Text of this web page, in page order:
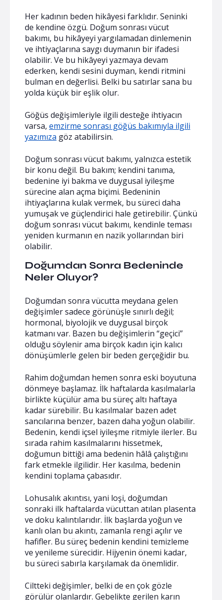
Her kadının beden hikâyesi farklıdır. Seninki
de kendine özgü. Doğum sonrası vücut
bakımı, bu hikâyeyi yargılamadan dinlemenin
ve ihtiyaçlarına saygı duymanın bir ifadesi
olabilir. Ve bu hikâyeyi yazmaya devam
ederken, kendi sesini duyman, kendi ritmini
bulman en değerlisi. Belki bu satırlar sana bu
yolda küçük bir eşlik olur.
Göğüs değişimleriyle ilgili desteğe ihtiyacın
varsa, emzirme sonrası göğüs bakımıyla ilgili
yazımıza göz atabilirsin.
Doğum sonrası vücut bakımı, yalnızca estetik
bir konu değil. Bu bakım; kendini tanıma,
bedenine iyi bakma ve duygusal iyileşme
sürecine alan açma biçimi. Bedeninin
ihtiyaçlarına kulak vermek, bu süreci daha
yumuşak ve güçlendirici hale getirebilir. Çünkü
doğum sonrası vücut bakımı, kendinle teması
yeniden kurmanın en nazik yollarından biri
olabilir.
Doğumdan Sonra Bedeninde
Neler Oluyor?
Doğumdan sonra vücutta meydana gelen
değişimler sadece görünüşle sınırlı değil;
hormonal, biyolojik ve duygusal birçok
katmanı var. Bazen bu değişimlerin “geçici”
olduğu söylenir ama birçok kadın için kalıcı
dönüşümlerle gelen bir beden gerçeğidir bu.
Rahim doğumdan hemen sonra eski boyutuna
dönmeye başlamaz. İlk haftalarda kasılmalarla
birlikte küçülür ama bu süreç altı haftaya
kadar sürebilir. Bu kasılmalar bazen adet
sancılarına benzer, bazen daha yoğun olabilir.
Bedenin, kendi içsel iyileşme ritmiyle ilerler. Bu
sırada rahim kasılmalarını hissetmek,
doğumun bittiği ama bedenin hâlâ çalıştığını
fark etmekle ilgilidir. Her kasılma, bedenin
kendini toplama çabasıdır.
Lohusalık akıntısı, yani loşi, doğumdan
sonraki ilk haftalarda vücuttan atılan plasenta
ve doku kalıntılarıdır. İlk başlarda yoğun ve
kanlı olan bu akıntı, zamanla rengi açılır ve
hafifler. Bu süreç bedenin kendini temizleme
ve yenileme sürecidir. Hijyenin önemi kadar,
bu süreci sabırla karşılamak da önemlidir.
Ciltteki değişimler, belki de en çok gözle
görülür olanlardır. Gebelikte gerilen karın